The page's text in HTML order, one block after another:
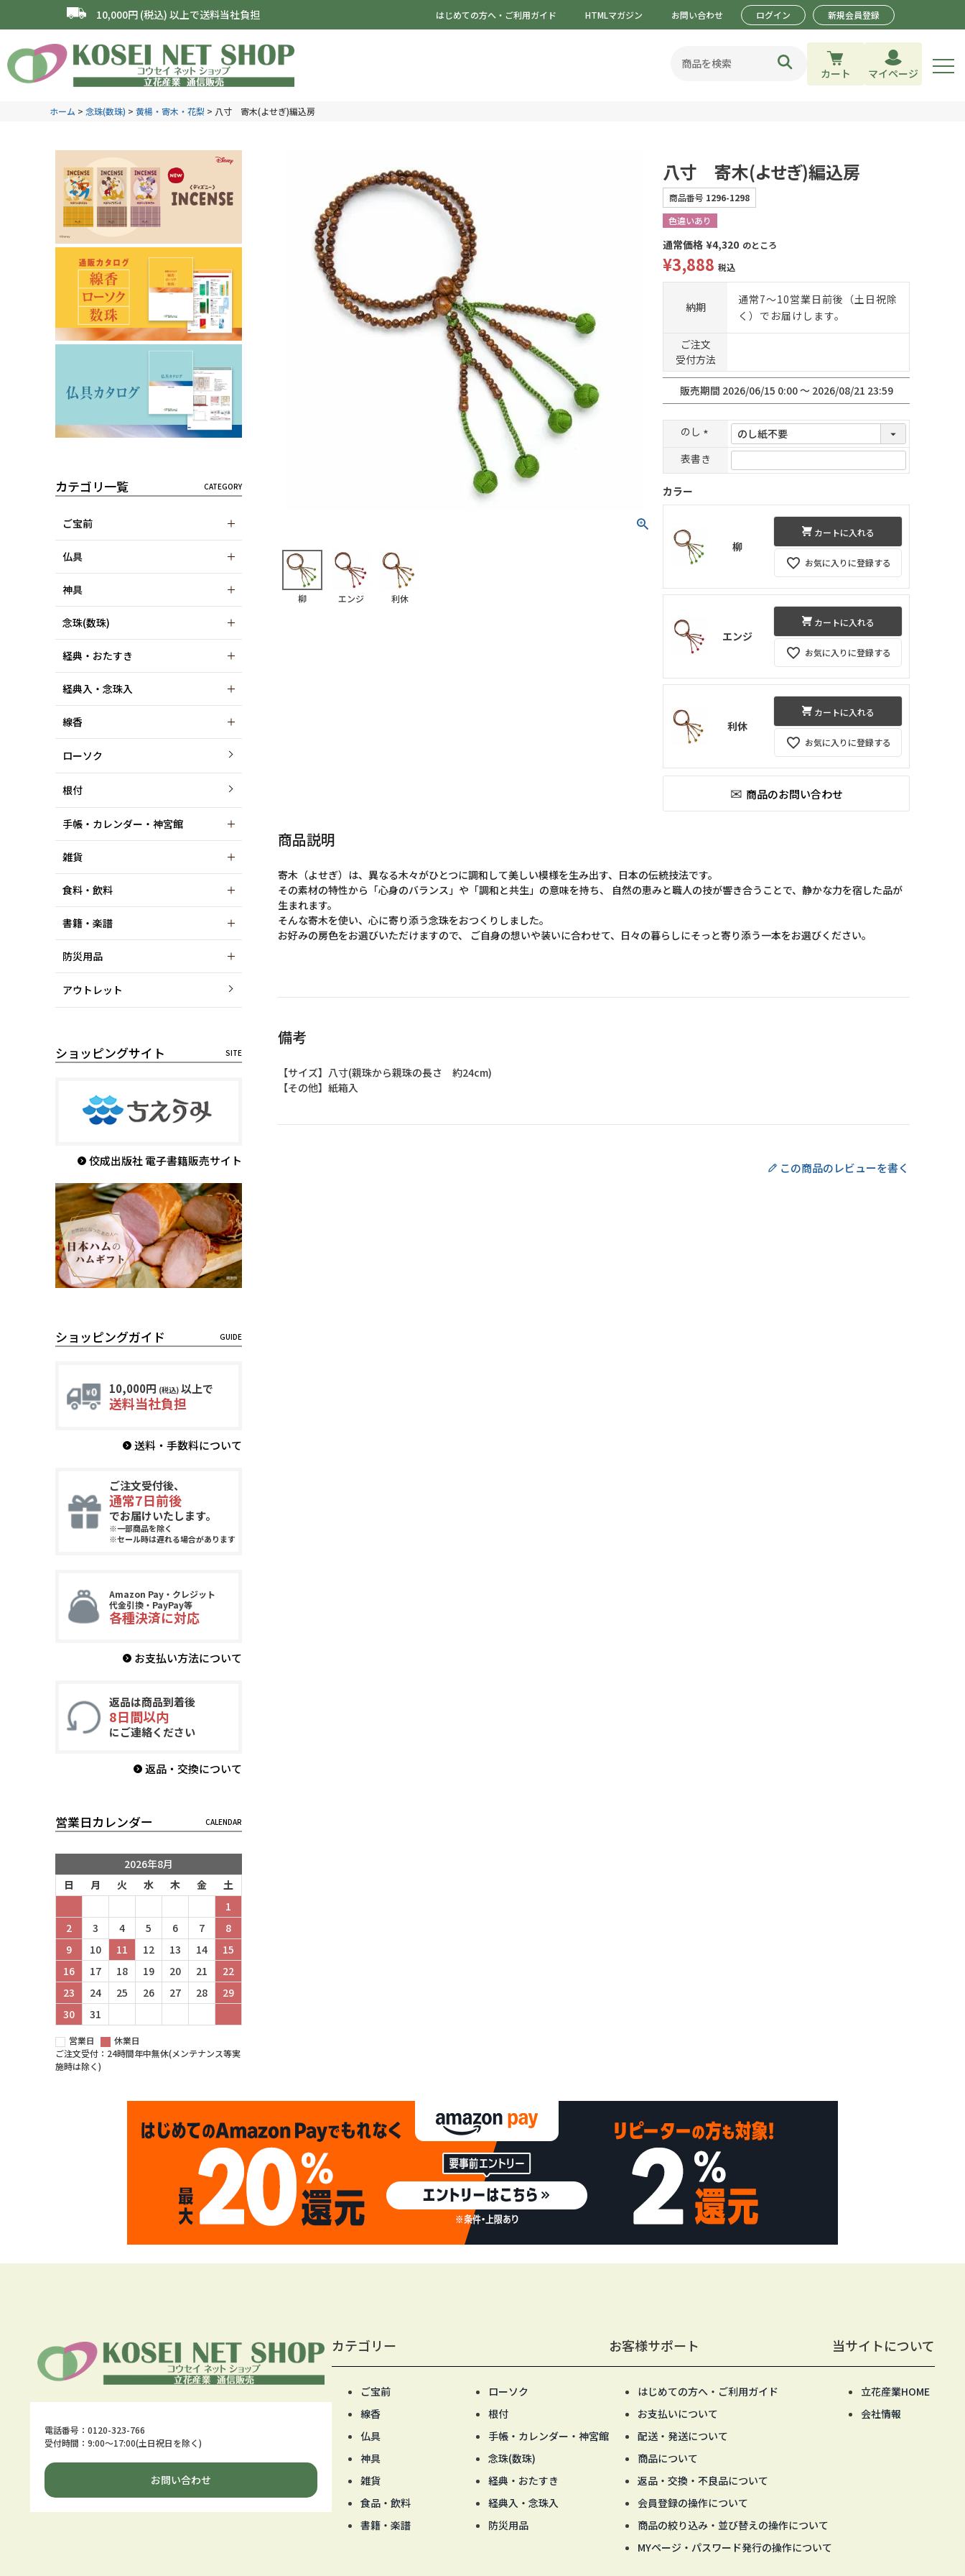
10,000円 (税込) 以上で送料当社負担 はじめての方へ・ご利用ガイド HTMLマガジン お問い合わせ ログイン 新規会員登録
カート マイページ
ホーム 念珠(数珠) 黄楊・寄木・花梨 八寸 寄木(よせぎ)編込房
カテゴリ一覧
ご宝前
仏具
神具
念珠(数珠)
経典・おたすき
経典入・念珠入
線香
ローソク
根付
手帳・カレンダー・神宮館
雑貨
食料・飲料
書籍・楽譜
防災用品
アウトレット
ショッピングサイト
佼成出版社 電子書籍販売サイト
ショッピングガイド
10,000円 (税込) 以上で
送料当社負担
送料・手数料について
ご注文受付後、
通常7日前後
でお届けいたします。
※一部商品を除く
※セール時は遅れる場合があります
Amazon Pay・クレジット
代金引換・PayPay等
各種決済に対応
お支払い方法について
返品は商品到着後
8日間以内
にご連絡ください
返品・交換について
営業日カレンダー
2026年8月
日
月 火 水 木 金
土
1
2
3 4 5 6 7
8
9
10 11 12 13 14
15
16
17 18 19 20 21
22
23
24 25 26 27 28
29
30
31
営業日
休業日
ご注文受付：24時間年中無休(メンテナンス等実
施時は除く)
柳 エンジ 利休
八寸 寄木(よせぎ)編込房
商品番号 1296-1298
色違いあり
通常価格 ¥4,320 のところ
¥3,888 税込
納期
通常7～10営業日前後（土日祝除
く）でお届けします。
ご注文
受付方法
販売期間 2026/06/15 0:00〜 2026/08/21 23:59
のし
必
表書き
カラー
柳
お気に入りに登録する
カートに入れる
エンジ
お気に入りに登録する
カートに入れる
利休
お気に入りに登録する
カートに入れる
商品説明
寄木（よせぎ）は、異なる木々がひとつに調和して美しい模様を生み出す、日本の伝統技法です。
その素材の特性から「心身のバランス」や「調和と共生」の意味を持ち、 自然の恵みと職人の技が響き合うことで、静かな力を宿した品が
生まれます。
そんな寄木を使い、心に寄り添う念珠をおつくりしました。
お好みの房色をお選びいただけますので、 ご自身の想いや装いに合わせて、日々の暮らしにそっと寄り添う一本をお選びください。
備考
【サイズ】八寸(親珠から親珠の長さ 約24cm)
【その他】紙箱入
電話番号：0120-323-766
受付時間：9:00～17:00(土日祝日を除く)
お問い合わせ
カテゴリー
ご宝前
ローソク
線香
根付
仏具
手帳・カレンダー・神宮館
神具
念珠(数珠)
雑貨
経典・おたすき
食品・飲料
経典入・念珠入
書籍・楽譜
防災用品
お客様サポート
はじめての方へ・ご利用ガイド
お支払いについて
配送・発送について
商品について
返品・交換・不良品について
会員登録の操作について
商品の絞り込み・並び替えの操作について
MYページ・パスワード発行の操作について
当サイトについて
立花産業HOME
会社情報